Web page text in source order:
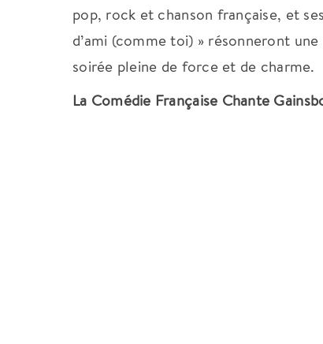
pop, rock et chanson française, et
d’ami (comme toi) » résonneront
soirée pleine de force et de charme.
La Comédie Française Chante